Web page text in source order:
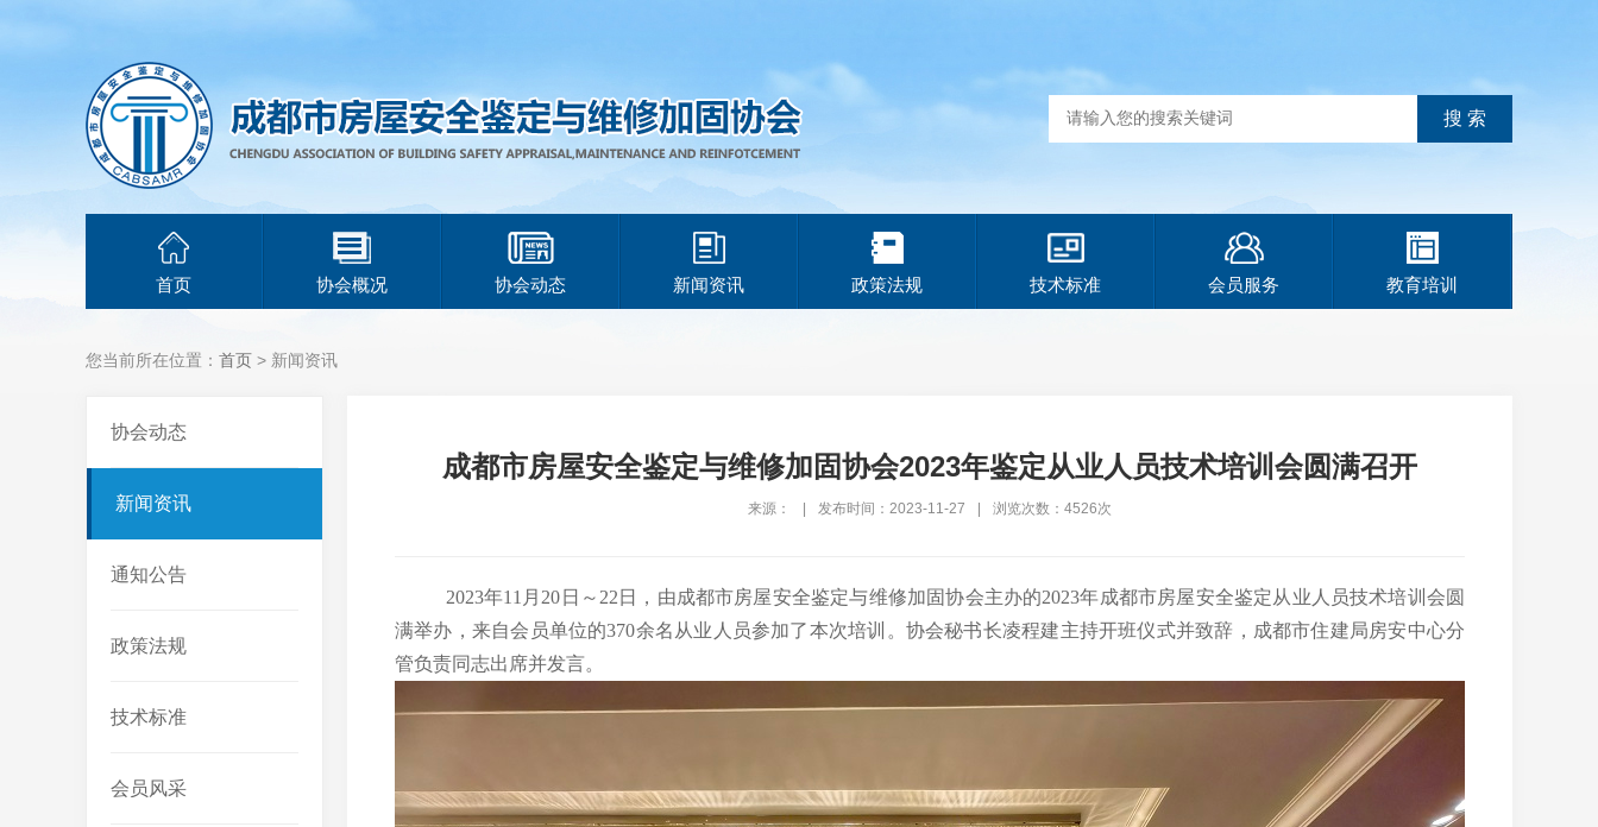
首页 协会概况 协会动态 新闻资讯 政策法规 技术标准 会员服务 教育培训
您当前所在位置： 首页 > 新闻资讯
协会动态
新闻资讯
通知公告
政策法规
技术标准
会员风采
成都市房屋安全鉴定与维修加固协会2023年鉴定从业人员技术培训会圆满召开
来源： 发布时间：2023-11-27 浏览次数：4526次
2023年11月20日 ～22 日，由成都市房屋安全鉴定与维修加固协会主办的2023年成都市房屋安全鉴定从业人员技术培训会圆
满举办 ，来自会员单位的370余名从业人员参加了本次培训。协会秘书长凌程建主持开班仪式并致辞，成都市住建局房安中心分
管负责同志出席并发言。